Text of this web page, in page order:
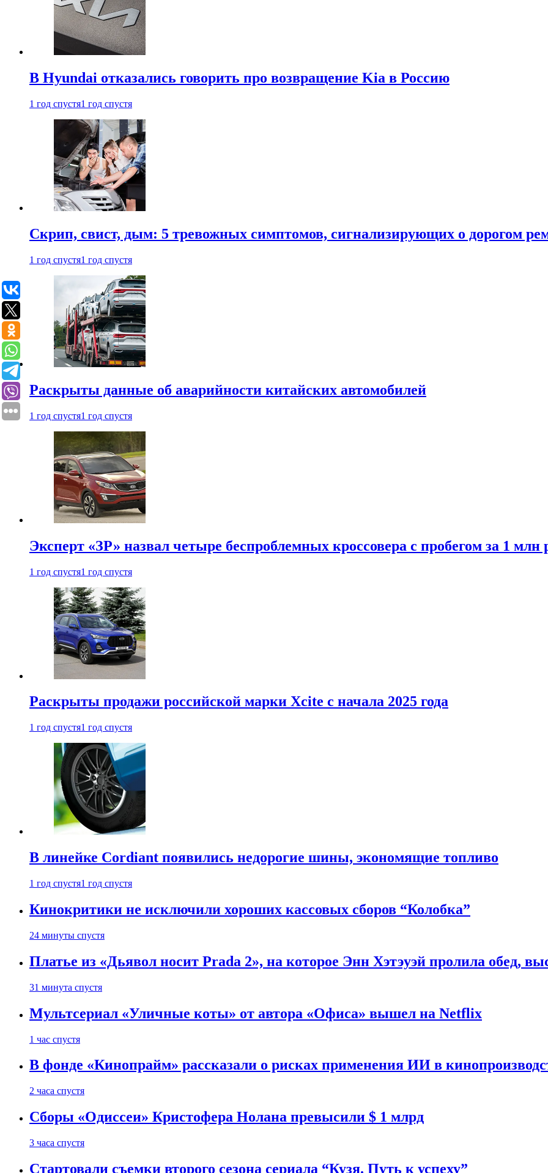
В Hyundai отказались говорить про возвращение Kia в Россию
1 год спустя1 год спустя
Скрип, свист, дым: 5 тревожных симптомов, сигнализирующих о дорогом
1 год спустя1 год спустя
Раскрыты данные об аварийности китайских автомобилей
1 год спустя1 год спустя
Эксперт «ЗР» назвал четыре беспроблемных кроссовера с пробегом за 1 млн
1 год спустя1 год спустя
Раскрыты продажи российской марки Xcite с начала 2025 года
1 год спустя1 год спустя
В линейке Cordiant появились недорогие шины, экономящие топливо
1 год спустя1 год спустя
Кинокритики не исключили хороших кассовых сборов “Колобка”
24 минуты спустя
Платье из «Дьявол носит Prada 2», на которое Энн Хэтэуэй пролила обед,
31 минута спустя
Мультсериал «Уличные коты» от автора «Офиса» вышел на Netflix
1 час спустя
В фонде «Кинопрайм» рассказали о рисках применения ИИ в
2 часа спустя
Сборы «Одиссеи» Кристофера Нолана превысили $ 1 млрд
3 часа спустя
Стартовали съемки второго сезона сериала “Кузя. Путь к успеху”